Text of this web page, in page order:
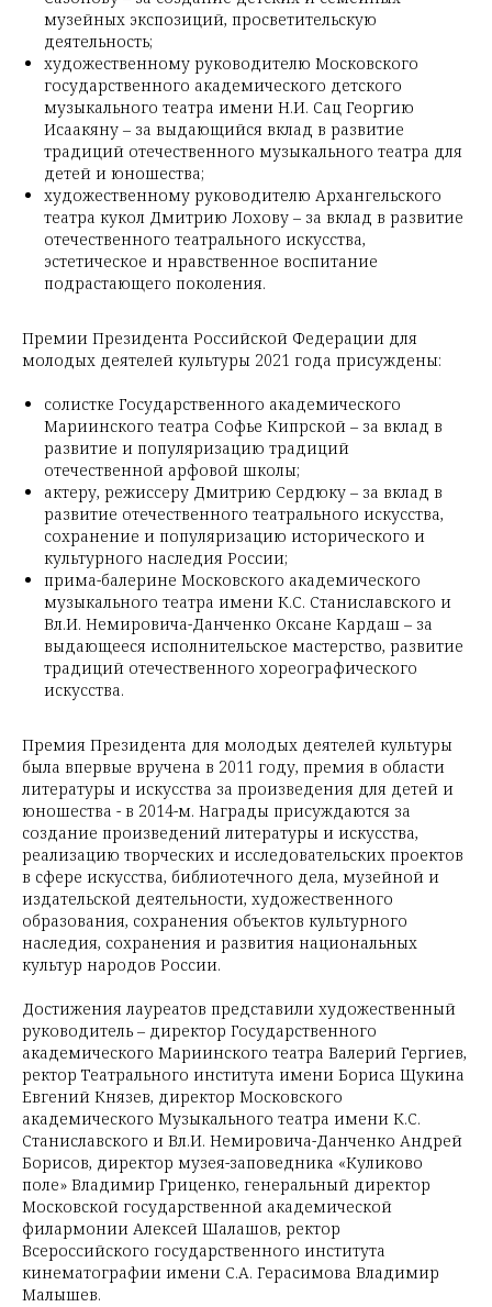
музейных экспозиций, просветительскую
деятельность;
художественному руководителю Московского
государственного академического детского
музыкального театра имени Н.И. Сац Георгию
Исаакяну – за выдающийся вклад в развитие
традиций отечественного музыкального театра для
детей и юношества;
художественному руководителю Архангельского
театра кукол Дмитрию Лохову – за вклад в развитие
отечественного театрального искусства,
эстетическое и нравственное воспитание
подрастающего поколения.
Премии Президента Российской Федерации для
молодых деятелей культуры 2021 года присуждены:
солистке Государственного академического
Мариинского театра Софье Кипрской – за вклад в
развитие и популяризацию традиций
отечественной арфовой школы;
актеру, режиссеру Дмитрию Сердюку – за вклад в
развитие отечественного театрального искусства,
сохранение и популяризацию исторического и
культурного наследия России;
прима-балерине Московского академического
музыкального театра имени К.С. Станиславского и
Вл.И. Немировича-Данченко Оксане Кардаш – за
выдающееся исполнительское мастерство, развитие
традиций отечественного хореографического
искусства.
Премия Президента для молодых деятелей культуры
была впервые вручена в 2011 году, премия в области
литературы и искусства за произведения для детей и
юношества - в 2014-м. Награды присуждаются за
создание произведений литературы и искусства,
реализацию творческих и исследовательских проектов
в сфере искусства, библиотечного дела, музейной и
издательской деятельности, художественного
образования, сохранения объектов культурного
наследия, сохранения и развития национальных
культур народов России.
Достижения лауреатов представили художественный
руководитель – директор Государственного
академического Мариинского театра Валерий Гергиев,
ректор Театрального института имени Бориса Щукина
Евгений Князев, директор Московского
академического Музыкального театра имени К.С.
Станиславского и Вл.И. Немировича-Данченко Андрей
Борисов, директор музея-заповедника «Куликово
поле» Владимир Гриценко, генеральный директор
Московской государственной академической
филармонии Алексей Шалашов, ректор
Всероссийского государственного института
кинематографии имени С.А. Герасимова Владимир
Малышев.